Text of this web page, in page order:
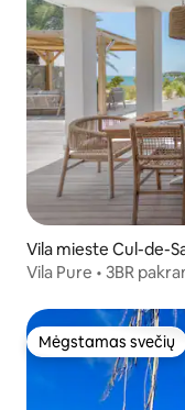
Vila mieste Cul-de-
Vila Pure • 3BR
Mėgstamas svečių
Mėgstamas svečių